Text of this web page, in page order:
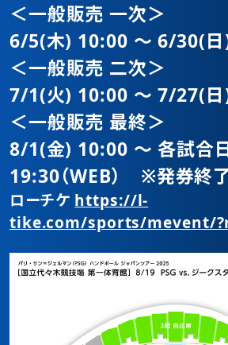
＜一般販売 一次＞
6/5(木) 10:00 〜 6/30(
＜一般販売 二次＞
7/1(火) 10:00 〜 7/27(
＜一般販売 最終＞
8/1(金) 10:00 〜 各試合
19:30（WEB） ※発券終
ローチケ https://l-
tike.com/sports/mevent/